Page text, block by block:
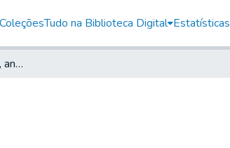
Tudo na Biblioteca Digital Estatísticas
Revista Feminina, 1917, ano IV, n 037